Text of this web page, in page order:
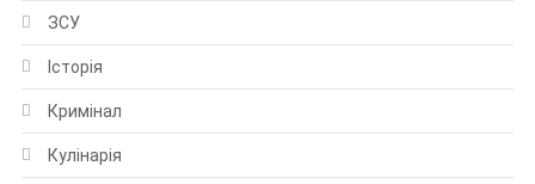
ЗСУ
Історія
Кримінал
Кулінарія